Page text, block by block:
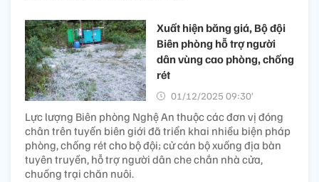
Xuất hiện băng giá, Bộ đội
Biên phòng hỗ trợ người
dân vùng cao phòng, chống
rét
01/12/2025 09:30’
Lực lượng Biên phòng Nghệ An thuộc các đơn vị đóng
chân trên tuyến biên giới đã triển khai nhiều biện pháp
phòng, chống rét cho bộ đội; cử cán bộ xuống địa bàn
tuyên truyền, hỗ trợ người dân che chắn nhà cửa,
chuồng trại chăn nuôi.